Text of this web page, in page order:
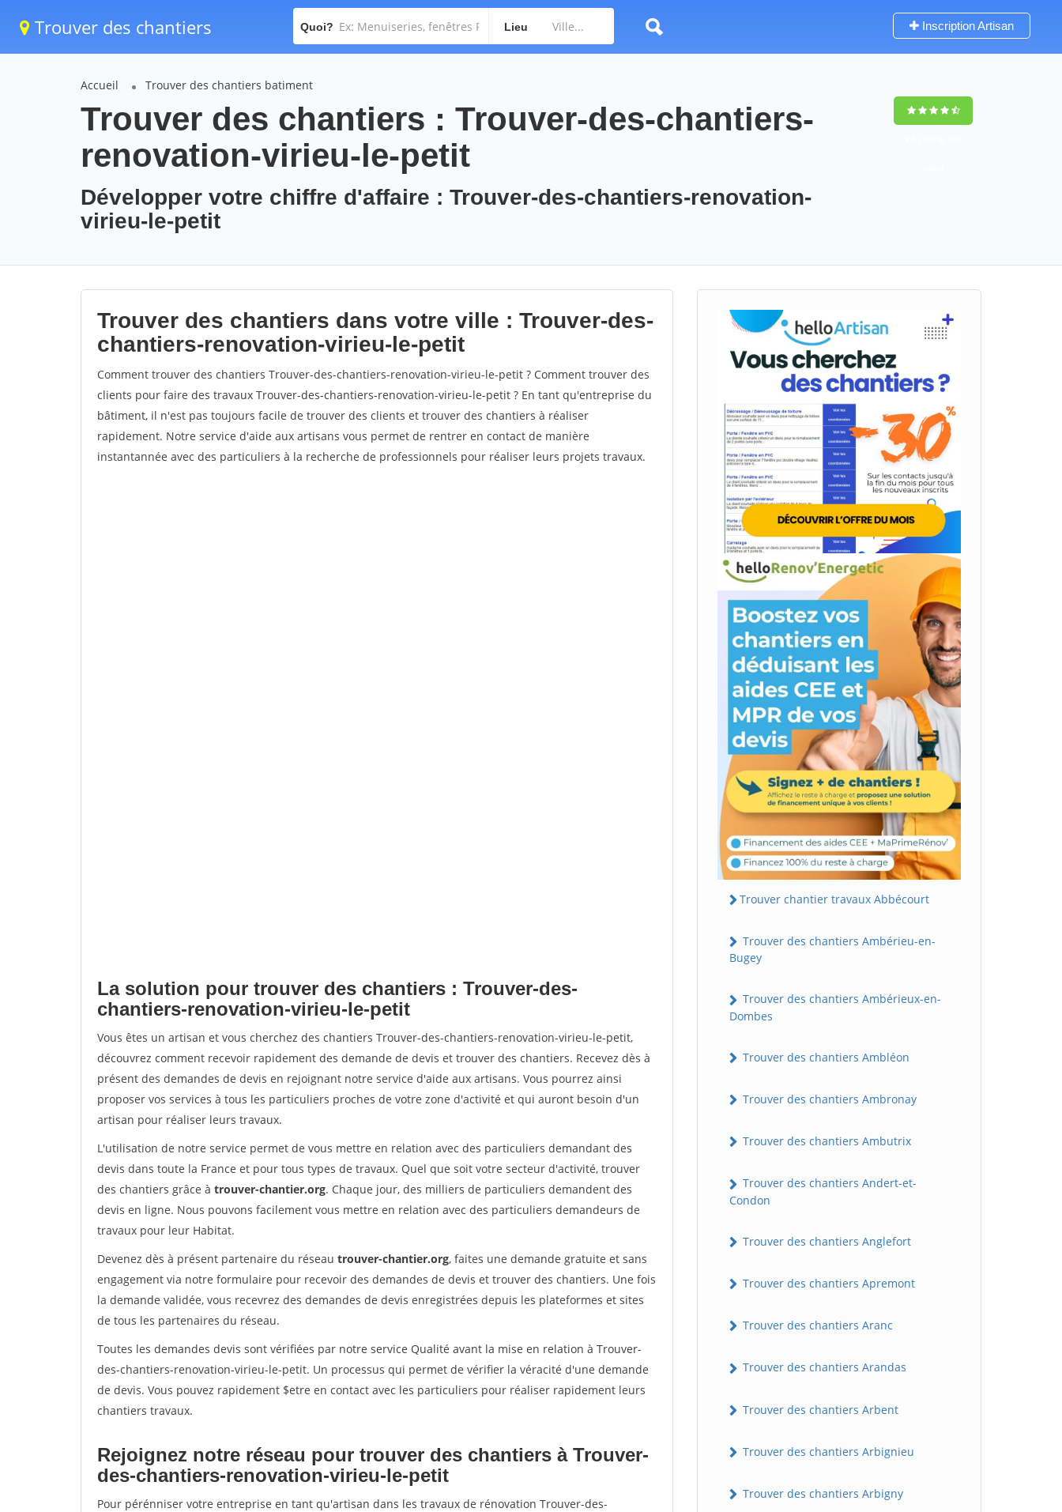
Trouver des chantiers Quoi? Lieu Inscription Artisan
Accueil Trouver des chantiers batiment
Trouver des chantiers : Trouver-des-chantiers-
renovation-virieu-le-petit
Développer votre chiffre d'affaire : Trouver-des-chantiers-renovation-
virieu-le-petit
Trouver des chantiers dans votre ville : Trouver-des-
chantiers-renovation-virieu-le-petit
Comment trouver des chantiers Trouver-des-chantiers-renovation-virieu-le-petit ? Comment trouver des
clients pour faire des travaux Trouver-des-chantiers-renovation-virieu-le-petit ? En tant qu'entreprise du
bâtiment, il n'est pas toujours facile de trouver des clients et trouver des chantiers à réaliser
rapidement. Notre service d'aide aux artisans vous permet de rentrer en contact de manière
instantannée avec des particuliers à la recherche de professionnels pour réaliser leurs projets travaux.
La solution pour trouver des chantiers : Trouver-des-
chantiers-renovation-virieu-le-petit
Vous êtes un artisan et vous cherchez des chantiers Trouver-des-chantiers-renovation-virieu-le-petit,
découvrez comment recevoir rapidement des demande de devis et trouver des chantiers. Recevez dès à
présent des demandes de devis en rejoignant notre service d'aide aux artisans. Vous pourrez ainsi
proposer vos services à tous les particuliers proches de votre zone d'activité et qui auront besoin d'un
artisan pour réaliser leurs travaux.
L'utilisation de notre service permet de vous mettre en relation avec des particuliers demandant des
devis dans toute la France et pour tous types de travaux. Quel que soit votre secteur d'activité, trouver
des chantiers grâce à trouver-chantier.org. Chaque jour, des milliers de particuliers demandent des
devis en ligne. Nous pouvons facilement vous mettre en relation avec des particuliers demandeurs de
travaux pour leur Habitat.
Devenez dès à présent partenaire du réseau trouver-chantier.org, faites une demande gratuite et sans
engagement via notre formulaire pour recevoir des demandes de devis et trouver des chantiers. Une fois
la demande validée, vous recevrez des demandes de devis enregistrées depuis les plateformes et sites
de tous les partenaires du réseau.
Toutes les demandes devis sont vérifiées par notre service Qualité avant la mise en relation à Trouver-
des-chantiers-renovation-virieu-le-petit. Un processus qui permet de vérifier la véracité d'une demande
de devis. Vous pouvez rapidement $etre en contact avec les particuliers pour réaliser rapidement leurs
chantiers travaux.
Rejoignez notre réseau pour trouver des chantiers à Trouver-
des-chantiers-renovation-virieu-le-petit
Pour pérénniser votre entreprise en tant qu'artisan dans les travaux de rénovation Trouver-des-
Trouver chantier travaux Abbécourt
Trouver des chantiers Ambérieu-en-
Bugey
Trouver des chantiers Ambérieux-en-
Dombes
Trouver des chantiers Ambléon
Trouver des chantiers Ambronay
Trouver des chantiers Ambutrix
Trouver des chantiers Andert-et-
Condon
Trouver des chantiers Anglefort
Trouver des chantiers Apremont
Trouver des chantiers Aranc
Trouver des chantiers Arandas
Trouver des chantiers Arbent
Trouver des chantiers Arbignieu
Trouver des chantiers Arbigny